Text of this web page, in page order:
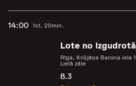
14:00 1st. 20min.
Lote no
Rīga, Krišjāņa Barona iela
Lielā zāle
8.3